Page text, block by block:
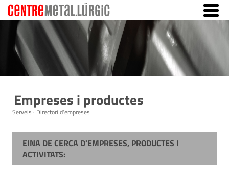
Empreses i productes
Serveis · Directori d'empreses
EINA DE CERCA D'EMPRESES, PRODUCTES I
ACTIVITATS: